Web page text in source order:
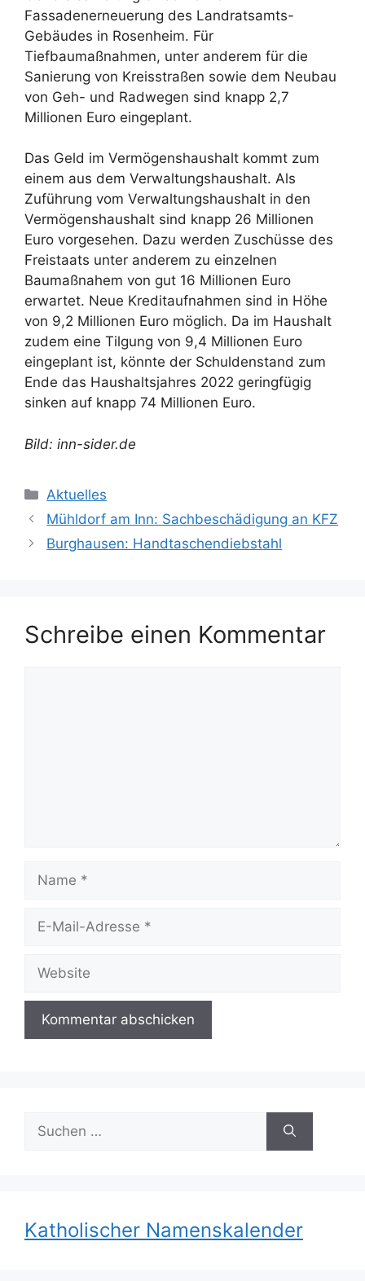
Fassadenerneuerung des Landratsamts-
Gebäudes in Rosenheim. Für
Tiefbaumaßnahmen, unter anderem für die
Sanierung von Kreisstraßen sowie dem Neubau
von Geh- und Radwegen sind knapp 2,7
Millionen Euro eingeplant.
Das Geld im Vermögenshaushalt kommt zum
einem aus dem Verwaltungshaushalt. Als
Zuführung vom Verwaltungshaushalt in den
Vermögenshaushalt sind knapp 26 Millionen
Euro vorgesehen. Dazu werden Zuschüsse des
Freistaats unter anderem zu einzelnen
Baumaßnahem von gut 16 Millionen Euro
erwartet. Neue Kreditaufnahmen sind in Höhe
von 9,2 Millionen Euro möglich. Da im Haushalt
zudem eine Tilgung von 9,4 Millionen Euro
eingeplant ist, könnte der Schuldenstand zum
Ende das Haushaltsjahres 2022 geringfügig
sinken auf knapp 74 Millionen Euro.
Bild: inn-sider.de
Kategorien
Aktuelles
Mühldorf am Inn: Sachbeschädigung an KFZ
Burghausen: Handtaschendiebstahl
Schreibe einen Kommentar
Mail-
nach:
Katholischer Namenskalender